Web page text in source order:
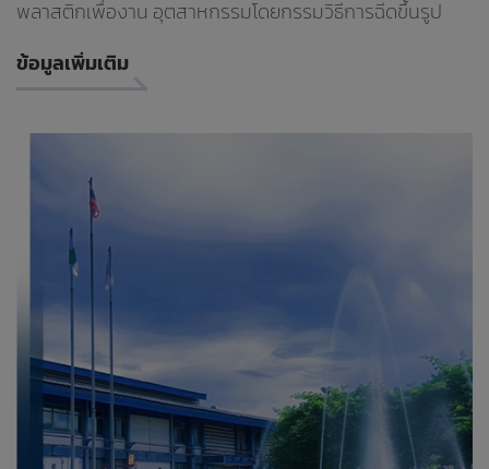
พลาสติกเพื่องาน อุตสาหกรรมโดยกรรมวิธีการฉีดขึ้นรูป
ข้อมูลเพิ่มเติม